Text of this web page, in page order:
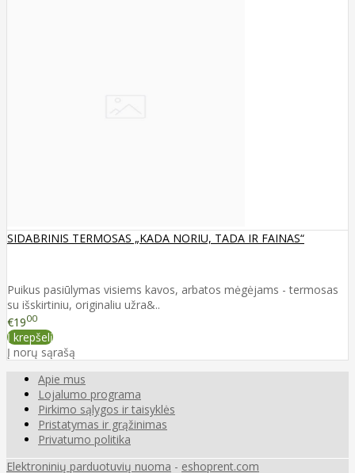
SIDABRINIS TERMOSAS „KADA NORIU, TADA IR FAINAS“
Puikus pasiūlymas visiems kavos, arbatos mėgėjams - termosas
su išskirtiniu, originaliu užra&..
€1900
Į krepšelį
Į norų sąrašą
Apie mus
Lojalumo programa
Pirkimo sąlygos ir taisyklės
Pristatymas ir grąžinimas
Privatumo politika
Elektroninių parduotuvių nuoma - eshoprent.com